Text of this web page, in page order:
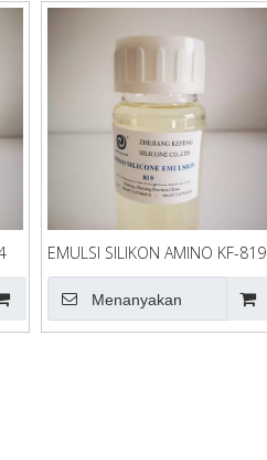
EMULSI SILIKON AMINO KF-819
Menanyakan